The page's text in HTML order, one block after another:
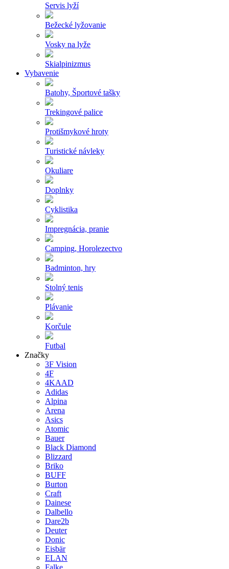
Servis lyží
Bežecké lyžovanie
Vosky na lyže
Skialpinizmus
Vybavenie
Batohy, Športové tašky
Trekingové palice
Protišmykové hroty
Turistické návleky
Okuliare
Doplnky
Cyklistika
Impregnácia, pranie
Camping, Horolezectvo
Badminton, hry
Stolný tenis
Plávanie
Korčule
Futbal
Značky
3F Vision
4F
4KAAD
Adidas
Alpina
Arena
Asics
Atomic
Bauer
Black Diamond
Blizzard
Briko
BUFF
Burton
Craft
Dainese
Dalbello
Dare2b
Deuter
Donic
Eisbär
ELAN
Falke